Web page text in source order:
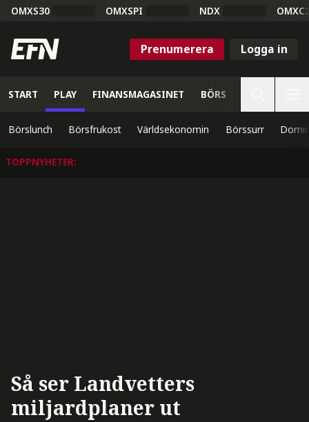
OMXS30 OMXSPI NDX
Prenumerera Logga in
START PLAY FINANSMAGASINET BÖRS
Börslunch Börsfrukost Världsekonomin Börssurr
TOPPNYHETER:
Så ser Landvetters
miljardplaner ut